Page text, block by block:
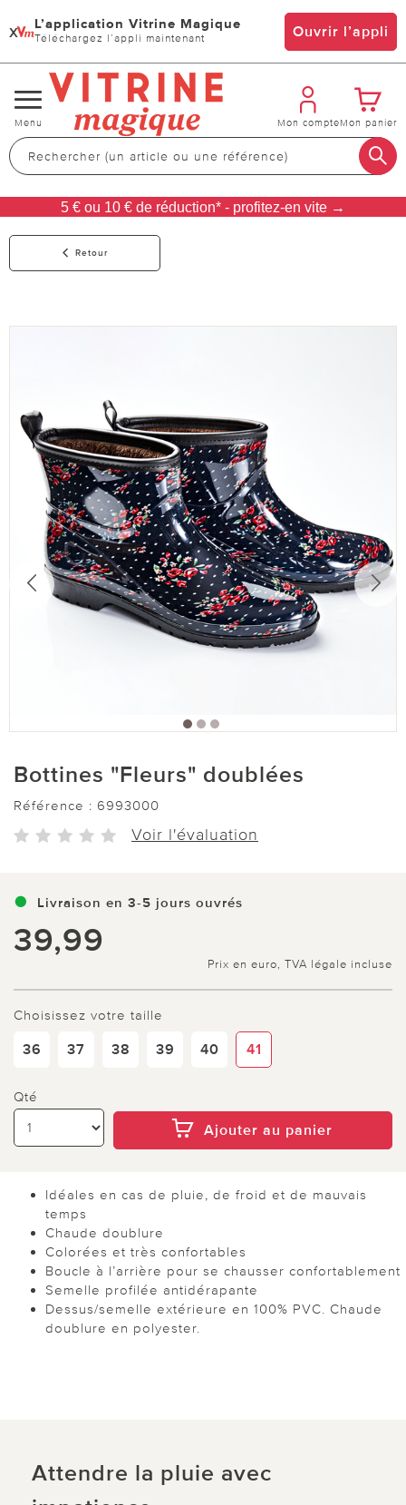
x L’application Vitrine Magique
Téléchargez l’appli maintenant Ouvrir l’appli
Changer
de
navigation
Menu Mon compteMon panier
5 € ou 10 € de réduction* - profitez-en vite →
Retour
Bottines "Fleurs" doublées
Référence : 6993000
Voir l'évaluation
Livraison en 3-5 jours ouvrés
39,99
Prix en euro, TVA légale incluse
Choisissez votre taille
36 37 38 39 40 41
Qté
Ajouter au panier
Idéales en cas de pluie, de froid et de mauvais
temps
Chaude doublure
Colorées et très confortables
Boucle à l’arrière pour se chausser confortablement
Semelle profilée antidérapante
Dessus/semelle extérieure en 100% PVC. Chaude
doublure en polyester.
Attendre la pluie avec